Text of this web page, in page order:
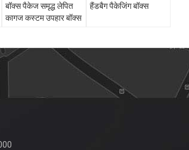
बॉक्स पैकेज समृद्ध लेपित
कागज कस्टम उपहार बॉक्स
हैंडबैग पैकेजिंग बॉक्स